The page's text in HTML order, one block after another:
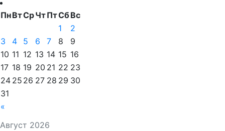
Август 2026
ПнВтСрЧтПтСбВс
«
1
2
3
4 5 6 7 8
9
10 11 12 13 14 15 16
17 18 19 20 21 22 23
24 25 26 27 28 29 30
31